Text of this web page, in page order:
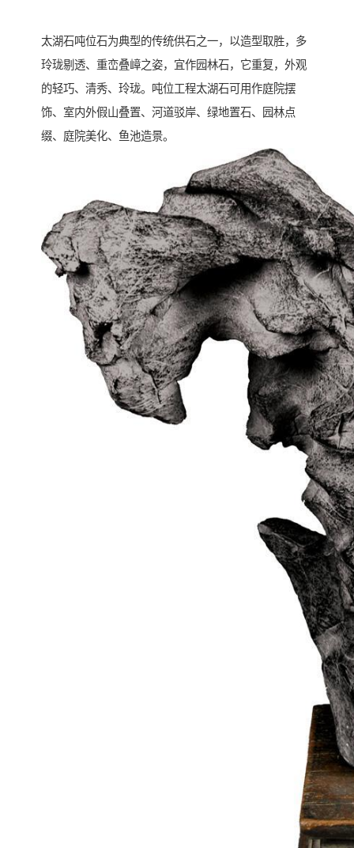
太湖石吨位石为典型的传统供石之一，以造型取胜，多
玲珑剔透、重峦叠嶂之姿，宜作园林石，它重复，外观
的轻巧、清秀、玲珑。吨位工程太湖石可用作庭院摆
饰、室内外假山叠置、河道驳岸、绿地置石、园林点
缀、庭院美化、鱼池造景。